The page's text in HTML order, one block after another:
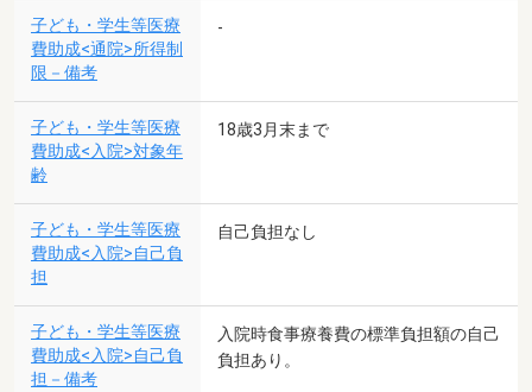
子ども・学生等医療
費助成<通院>所得制
限－備考
-
子ども・学生等医療
費助成<入院>対象年
齢
18歳3月末まで
子ども・学生等医療
費助成<入院>自己負
担
自己負担なし
子ども・学生等医療
費助成<入院>自己負
担－備考
入院時食事療養費の標準負担額の自己
負担あり。